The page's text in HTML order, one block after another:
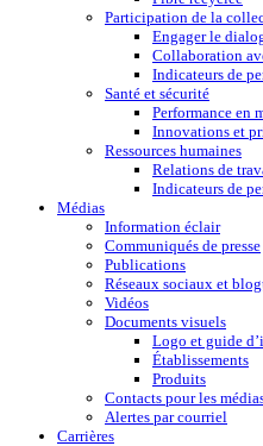
Participation de la
Engager le
Collaboration
Indicateurs de
Santé et sécurité
Performance en
Innovations et
Ressources humaines
Relations de
Indicateurs de
Médias
Information éclair
Communiqués de presse
Publications
Réseaux sociaux et
Vidéos
Documents visuels
Logo et guide
Établissements
Produits
Contacts pour les
Alertes par courriel
Carrières